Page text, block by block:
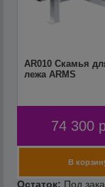
AR010 Скамья
лежа ARMS
74 300